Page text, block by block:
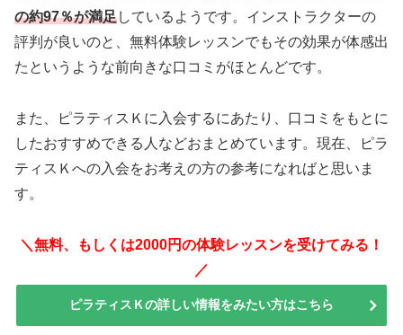
の約97％が満足しているようです。インストラクターの
評判が良いのと、無料体験レッスンでもその効果が体感出
たというような前向きな口コミがほとんどです。
また、ピラティスＫに入会するにあたり、口コミをもとに
したおすすめできる人などおまとめています。現在、ピラ
ティスＫへの入会をお考えの方の参考になればと思いま
す。
＼無料、もしくは2000円の体験レッスンを受けてみる！
／
ピラティスＫの詳しい情報をみたい方はこちら